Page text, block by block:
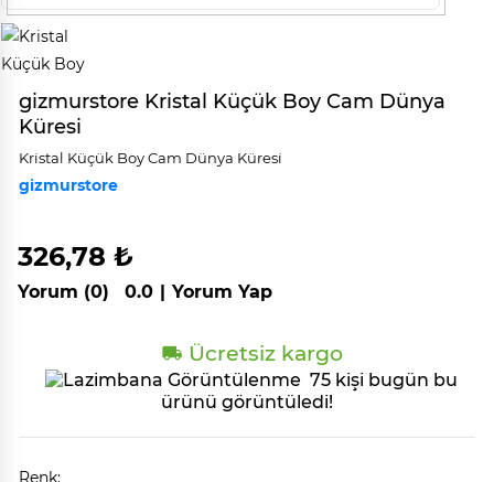
gizmurstore Kristal Küçük Boy Cam Dünya
Küresi
Kri̇stal Küçük Boy Cam Dünya Küresi̇
gizmurstore
326,78 ₺
Yorum (0) 0.0 | Yorum Yap
Ücretsiz kargo
75 kişi bugün bu
ürünü görüntüledi!
Renk: